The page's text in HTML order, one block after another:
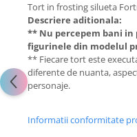
Tort in frosting silueta
Descriere aditionala:
** Nu percepem bani in
figurinele din modelul
** Fiecare tort este
diferente de nuanta,
personaje.
Informatii conformitate